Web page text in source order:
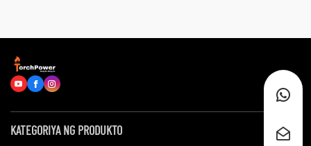
KATEGORIYA NG PRODUKTO